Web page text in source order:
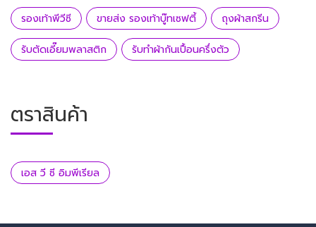
รองเท้าพีวีซี ขายส่ง รองเท้าบู๊ทเซฟตี้ ถุงผ้าสกรีน
รับตัดเอี๊ยมพลาสติก รับทำผ้ากันเปื้อนครึ่งตัว
ตราสินค้า
เอส วี ซี อิมพีเรียล